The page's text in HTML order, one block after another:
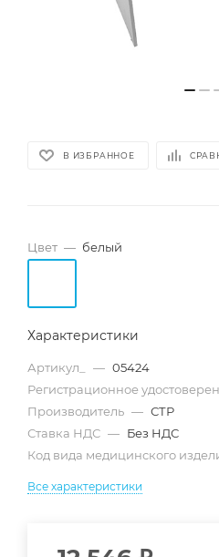
В ИЗБРАННОЕ
Цвет — белый
Характеристики
Артикул_ — 05424
Регистрационное
Производитель — СТР
Ставка НДС — Без НДС
Код вида медицинского
Все характеристики